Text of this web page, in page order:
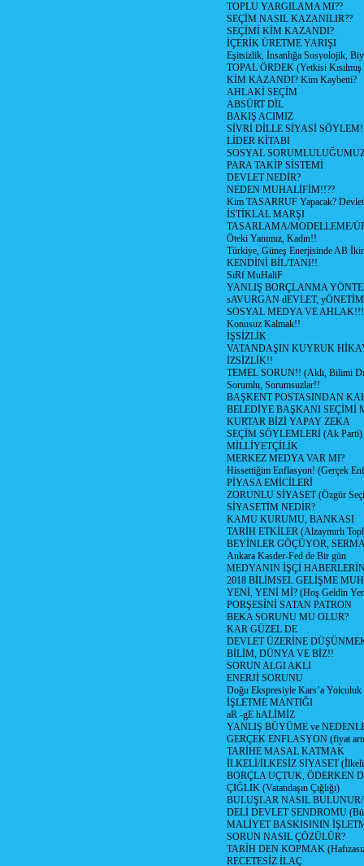
TOPLU YARGILAMA MI??
SEÇİM NASIL KAZANILIR??
SEÇİMİ KİM KAZANDI?
İÇERİK ÜRETME YARIŞI
Eşitsizlik, İnsanlığa Sosyolojik,
TOPAL ÖRDEK (Yetkisi
KİM KAZANDI? Kim Kaybetti?
AHLAKİ SEÇİM
ABSÜRT DİL
BAKIŞ ACIMIZ
SİVRİ DİLLE SİYASİ
LİDER KİTABI
SOSYAL
PARA TAKİP SİSTEMİ
DEVLET NEDİR?
NEDEN MUHALİFİM!!??
Kim TASARRUF Yapacak? Devlet
İSTİKLAL MARŞI
TASARLAMA/MODELLEME/
Öteki Yanımız, Kadın!!
Türkiye, Güneş Enerjisinde AB
KENDİNİ BİL/TANI!!
SıRf MuHaliF
YANLIŞ BORÇLANMA
sAVURGAN dEVLET,
SOSYAL MEDYA VE AHLAK!!!
Konusuz Kalmak!!
İŞSİZLİK
VATANDAŞIN KUYRUK
İZSİZLİK!!
TEMEL SORUN!! (Aklı, Bilimi
Sorumlu, Sorumsuzlar!!
BAŞKENT POSTASINDAN
BELEDİYE BAŞKANI SEÇİMİ
KURTAR BİZİ YAPAY ZEKA
SEÇİM SÖYLEMLERİ (Ak Parti)
MİLLİYETÇİLİK
MERKEZ MEDYA VAR MI?
Hissettiğim Enflasyon! (Gerçek
PİYASA EMİCİLERİ
ZORUNLU SİYASET (Özgür
SİYASETİM NEDİR?
KAMU KURUMU, BANKASI
TARİH ETKİLER (Alzaymırlı
BEYİNLER GÖÇÜYOR,
Ankara Kasder-Fed de Bir gün
MEDYANIN İŞÇİ
2018 BİLİMSEL GELİŞME
YENİ, YENİ Mİ? (Hoş Geldin
PORŞESİNİ SATAN PATRON
BEKA SORUNU MU OLUR?
KAR GÜZEL DE
DEVLET ÜZERİNE
BİLİM, DÜNYA VE BİZ!!
SORUN ALGI AKLI
ENERJİ SORUNU
Doğu Ekspresiyle Kars’a Yolculuk
İŞLETME MANTIĞI
aR -gE hALİMİZ
YANLIŞ BÜYÜME ve
GERÇEK ENFLASYON (fiyat
TARİHE MASAL KATMAK
İLKELİ/İLKESİZ SİYASET
BORÇLA UÇTUK, ÖDERKEN
ÇIĞLIK (Vatandaşın Çığlığı)
BULUŞLAR NASIL
DELİ DEVLET SENDROMU
MALİYET BASKISININ
SORUN NASIL ÇÖZÜLÜR?
TARİH DEN KOPMAK
RECETESİZ İLAÇ